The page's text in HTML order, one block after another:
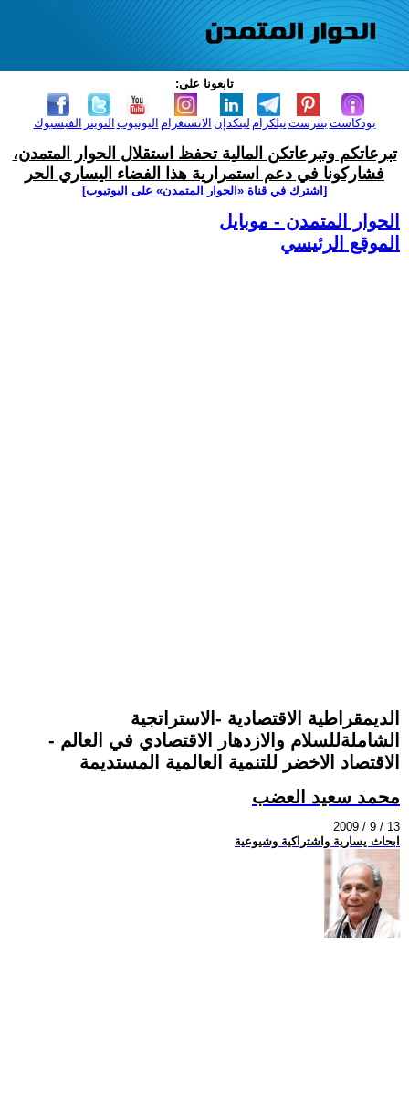
تابعونا على:
الفيسبوك التويتر اليوتيوب الانستغرام لينكدإن تيلكرامبنترست بودكاست
تبرعاتكم وتبرعاتكن المالية تحفظ استقلال الحوار المتمدن،
فشاركونا في دعم استمرارية هذا الفضاء اليساري الحر
[اشترك في قناة ‫«الحوار المتمدن» على اليوتيوب]
الحوار المتمدن - موبايل
الموقع الرئيسي
الديمقراطية الاقتصادية -الاستراتجية
الشاملةللسلام والازدهار الاقتصادي في العالم -
الاقتصاد الاخضر للتنمية العالمية المستديمة
محمد سعيد العضب
2009 / 9 / 13
ابحاث يسارية واشتراكية وشيوعية